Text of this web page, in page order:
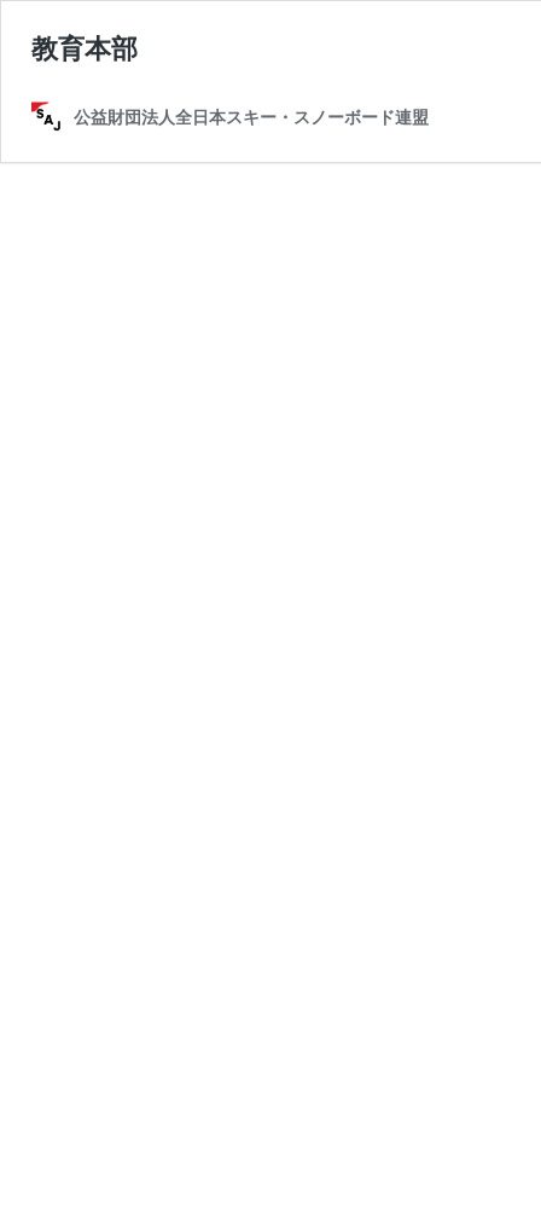
教育本部
公益財団法人全日本スキー・スノーボード連盟